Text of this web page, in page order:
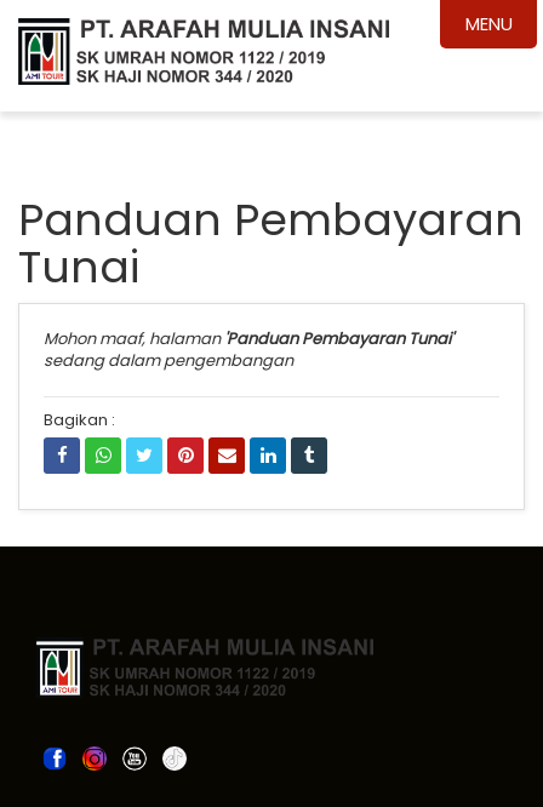
Panduan Pembayaran
Tunai
Mohon maaf, halaman 'Panduan Pembayaran Tunai'
sedang dalam pengembangan
Bagikan :
MENU